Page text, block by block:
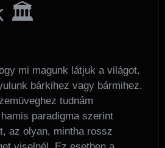
🏛️
mi magunk látjuk a világot.
bárkihez vagy bármihez.
tudnám
paradigma szerint
az olyan, mintha rossz